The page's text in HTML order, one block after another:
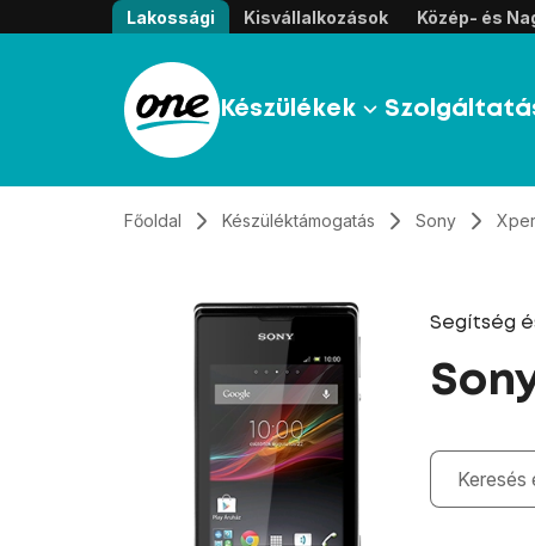
Átugrás, tovább a tartalomhoz
Lakossági Kisvállalkozások Közép- és
Készülékek
Főoldal Készüléktámogatás Sony
Segítség
Gépelés